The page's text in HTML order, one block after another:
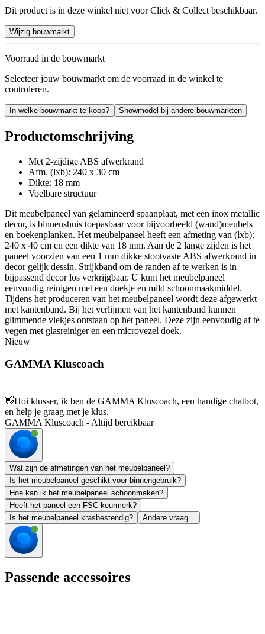
Dit product is in deze winkel niet voor Click & Collect beschikbaar.
Wijzig bouwmarkt
Voorraad in de bouwmarkt
Selecteer jouw bouwmarkt om de voorraad in de winkel te
controleren.
In welke bouwmarkt te koop? Showmodel bij andere bouwmarkten
Productomschrijving
Met 2-zijdige ABS afwerkrand
Afm. (lxb): 240 x 30 cm
Dikte: 18 mm
Voelbare structuur
Dit meubelpaneel van gelamineerd spaanplaat, met een inox metallic
decor, is binnenshuis toepasbaar voor bijvoorbeeld (wand)meubels
en boekenplanken. Het meubelpaneel heeft een afmeting van (lxb):
240 x 40 cm en een dikte van 18 mm. Aan de 2 lange zijden is het
paneel voorzien van een 1 mm dikke stootvaste ABS afwerkrand in
decor gelijk dessin. Strijkband om de randen af te werken is in
bijpassend decor los verkrijgbaar. U kunt het meubelpaneel
eenvoudig reinigen met een doekje en mild schoonmaakmiddel.
Tijdens het produceren van het meubelpaneel wordt deze afgewerkt
met kantenband. Bij het verlijmen van het kantenband kunnen
glimmende vlekjes ontstaan op het paneel. Deze zijn eenvoudig af te
vegen met glasreiniger en een microvezel doek.
Nieuw
GAMMA Kluscoach
👋Hoi klusser, ik ben de GAMMA Kluscoach, een handige chatbot,
en help je graag met je klus.
GAMMA Kluscoach - Altijd bereikbaar
Wat zijn de afmetingen van het meubelpaneel?
Is het meubelpaneel geschikt voor binnengebruik?
Hoe kan ik het meubelpaneel schoonmaken?
Heeft het paneel een FSC-keurmerk?
Is het meubelpaneel krasbestendig?
Andere vraag...
Passende accessoires